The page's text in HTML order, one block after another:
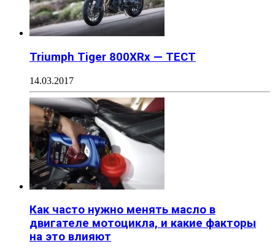
Triumph Tiger 800XRx — ТЕСТ
14.03.2017
Как часто нужно менять масло в
двигателе мотоцикла, и какие факторы
на это влияют